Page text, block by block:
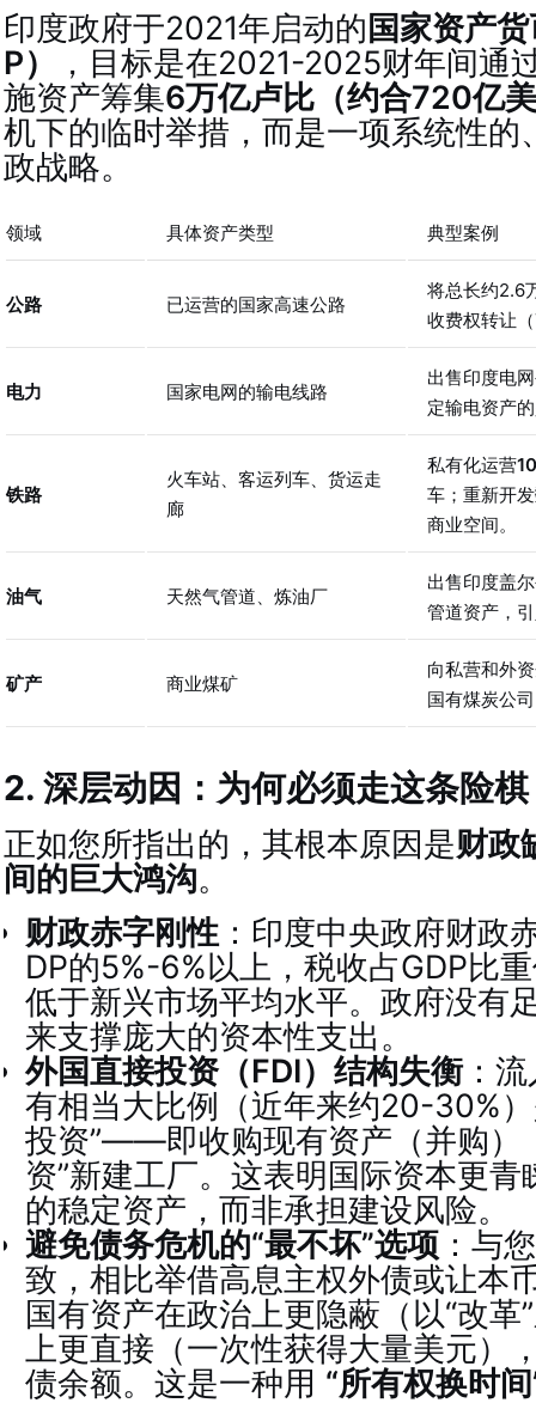
印度政府于2021年启动的 国家资产
P）
，目标是在2021-2025财年间通
施资产筹集6万亿卢比（约合720亿
机下的临时举措，而是一项系统性的
政战略。
领域 具体资产类型 典型案例
公路 已运营的国家高速公路
将总长约2.6
收费权转让
电力 国家电网的输电线路
出售印度电
定输电资产
铁路
火车站、客运列车、货运走
廊
私有化运营
车；重新开发
商业空间。
油气 天然气管道、炼油厂
出售印度盖
管道资产，
矿产 商业煤矿
向私营和外
国有煤炭公
2. 深层动因：为何必须走这条险
正如您所指出的，其根本原因是财政
间的巨大鸿沟。
财政赤字刚性 ：印度中央政府财政
DP的5%-6%以上，税收占GDP比
低于新兴市场平均水平。政府没有
来支撑庞大的资本性支出。
外国直接投资（FDI）结构失衡：流
有相当大比例（近年来约20-30%
投资”——即收购现有资产（并购）
资”新建工厂。这表明国际资本更青
的稳定资产，而非承担建设风险。
避免债务危机的“最不坏”选项 ：与
致，相比举借高息主权外债或让本
国有资产在政治上更隐蔽（以“改革
上更直接（一次性获得大量美元）
债余额。这是一种用 “所有权换时间